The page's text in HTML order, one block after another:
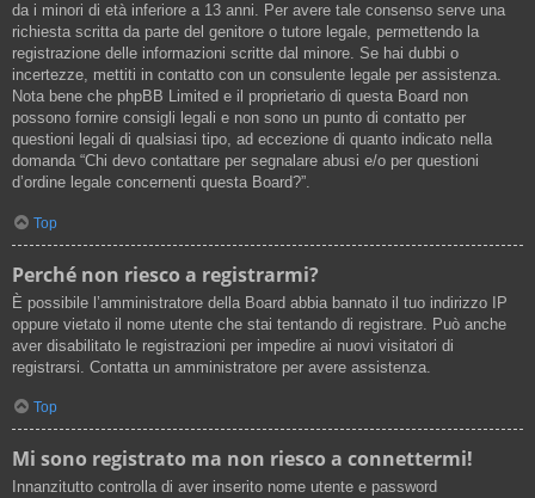
da i minori di età inferiore a 13 anni. Per avere tale consenso serve una
richiesta scritta da parte del genitore o tutore legale, permettendo la
registrazione delle informazioni scritte dal minore. Se hai dubbi o
incertezze, mettiti in contatto con un consulente legale per assistenza.
Nota bene che phpBB Limited e il proprietario di questa Board non
possono fornire consigli legali e non sono un punto di contatto per
questioni legali di qualsiasi tipo, ad eccezione di quanto indicato nella
domanda “Chi devo contattare per segnalare abusi e/o per questioni
d’ordine legale concernenti questa Board?”.
Top
Perché non riesco a registrarmi?
È possibile l’amministratore della Board abbia bannato il tuo indirizzo IP
oppure vietato il nome utente che stai tentando di registrare. Può anche
aver disabilitato le registrazioni per impedire ai nuovi visitatori di
registrarsi. Contatta un amministratore per avere assistenza.
Top
Mi sono registrato ma non riesco a connettermi!
Innanzitutto controlla di aver inserito nome utente e password